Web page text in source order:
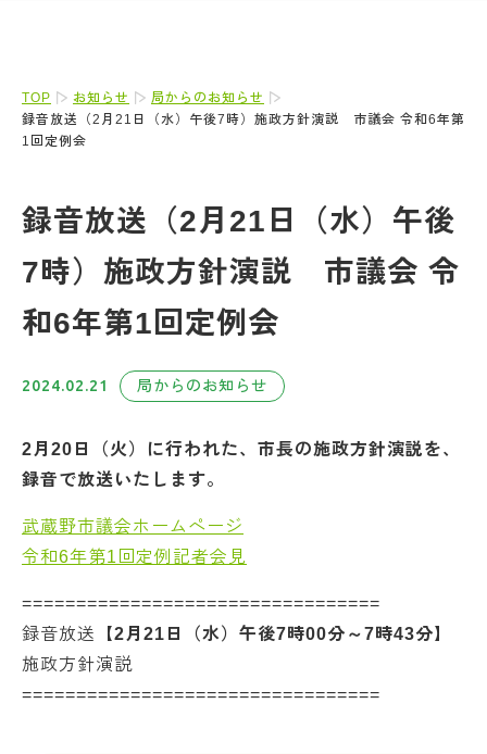
TOP お知らせ
局からのお知らせ
録音放送（2月21日（水）午後7時）施政方針演説 市議会 令和6年第
1回定例会
録音放送（2月21日（水）午後
7時）施政方針演説 市議会 令
和6年第1回定例会
2024.02.21 局からのお知らせ
2月20日（火）に行われた、市長の施政方針演説を、
録音で放送いたします。
武蔵野市議会ホームページ
令和6年第1回定例記者会見
=================================
録音放送
【2月21日（水）午後7時00分～7時43分】
施政方針演説
=================================